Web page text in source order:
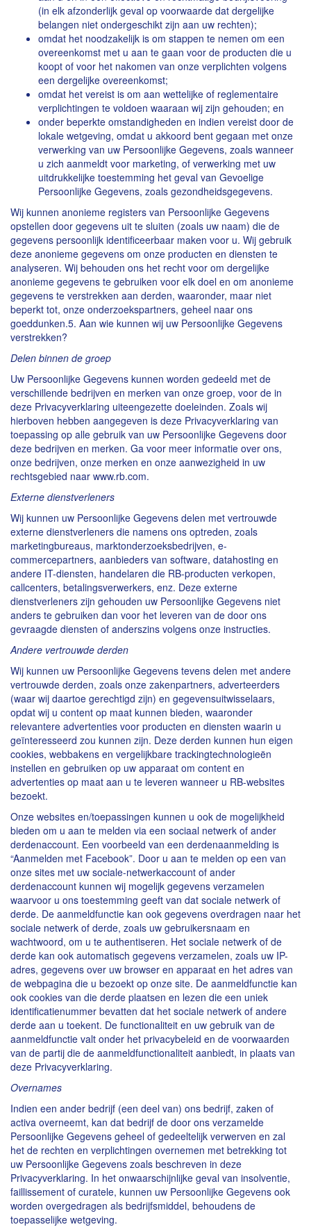
(in elk afzonderlijk geval op voorwaarde dat dergelijke
belangen niet ondergeschikt zijn aan uw rechten);
omdat het noodzakelijk is om stappen te nemen om een
overeenkomst met u aan te gaan voor de producten die u
koopt of voor het nakomen van onze verplichten volgens
een dergelijke overeenkomst;
omdat het vereist is om aan wettelijke of reglementaire
verplichtingen te voldoen waaraan wij zijn gehouden; en
onder beperkte omstandigheden en indien vereist door de
lokale wetgeving, omdat u akkoord bent gegaan met onze
verwerking van uw Persoonlijke Gegevens, zoals wanneer
u zich aanmeldt voor marketing, of verwerking met uw
uitdrukkelijke toestemming het geval van Gevoelige
Persoonlijke Gegevens, zoals gezondheidsgegevens.
Wij kunnen anonieme registers van Persoonlijke Gegevens
opstellen door gegevens uit te sluiten (zoals uw naam) die de
gegevens persoonlijk identificeerbaar maken voor u. Wij gebruik
deze anonieme gegevens om onze producten en diensten te
analyseren. Wij behouden ons het recht voor om dergelijke
anonieme gegevens te gebruiken voor elk doel en om anonieme
gegevens te verstrekken aan derden, waaronder, maar niet
beperkt tot, onze onderzoekspartners, geheel naar ons
goeddunken.5. Aan wie kunnen wij uw Persoonlijke Gegevens
verstrekken?
Delen binnen de groep
Uw Persoonlijke Gegevens kunnen worden gedeeld met de
verschillende bedrijven en merken van onze groep, voor de in
deze Privacyverklaring uiteengezette doeleinden. Zoals wij
hierboven hebben aangegeven is deze Privacyverklaring van
toepassing op alle gebruik van uw Persoonlijke Gegevens door
deze bedrijven en merken. Ga voor meer informatie over ons,
onze bedrijven, onze merken en onze aanwezigheid in uw
rechtsgebied naar www.rb.com.
Externe dienstverleners
Wij kunnen uw Persoonlijke Gegevens delen met vertrouwde
externe dienstverleners die namens ons optreden, zoals
marketingbureaus, marktonderzoeksbedrijven, e-
commercepartners, aanbieders van software, datahosting en
andere IT-diensten, handelaren die RB-producten verkopen,
callcenters, betalingsverwerkers, enz. Deze externe
dienstverleners zijn gehouden uw Persoonlijke Gegevens niet
anders te gebruiken dan voor het leveren van de door ons
gevraagde diensten of anderszins volgens onze instructies.
Andere vertrouwde derden
Wij kunnen uw Persoonlijke Gegevens tevens delen met andere
vertrouwde derden, zoals onze zakenpartners, adverteerders
(waar wij daartoe gerechtigd zijn) en gegevensuitwisselaars,
opdat wij u content op maat kunnen bieden, waaronder
relevantere advertenties voor producten en diensten waarin u
geïnteresseerd zou kunnen zijn. Deze derden kunnen hun eigen
cookies, webbakens en vergelijkbare trackingtechnologieën
instellen en gebruiken op uw apparaat om content en
advertenties op maat aan u te leveren wanneer u RB-websites
bezoekt.
Onze websites en/toepassingen kunnen u ook de mogelijkheid
bieden om u aan te melden via een sociaal netwerk of ander
derdenaccount. Een voorbeeld van een derdenaanmelding is
“Aanmelden met Facebook”. Door u aan te melden op een van
onze sites met uw sociale-netwerkaccount of ander
derdenaccount kunnen wij mogelijk gegevens verzamelen
waarvoor u ons toestemming geeft van dat sociale netwerk of
derde. De aanmeldfunctie kan ook gegevens overdragen naar het
sociale netwerk of derde, zoals uw gebruikersnaam en
wachtwoord, om u te authentiseren. Het sociale netwerk of de
derde kan ook automatisch gegevens verzamelen, zoals uw IP-
adres, gegevens over uw browser en apparaat en het adres van
de webpagina die u bezoekt op onze site. De aanmeldfunctie kan
ook cookies van die derde plaatsen en lezen die een uniek
identificatienummer bevatten dat het sociale netwerk of andere
derde aan u toekent. De functionaliteit en uw gebruik van de
aanmeldfunctie valt onder het privacybeleid en de voorwaarden
van de partij die de aanmeldfunctionaliteit aanbiedt, in plaats van
deze Privacyverklaring.
Overnames
Indien een ander bedrijf (een deel van) ons bedrijf, zaken of
activa overneemt, kan dat bedrijf de door ons verzamelde
Persoonlijke Gegevens geheel of gedeeltelijk verwerven en zal
het de rechten en verplichtingen overnemen met betrekking tot
uw Persoonlijke Gegevens zoals beschreven in deze
Privacyverklaring. In het onwaarschijnlijke geval van insolventie,
faillissement of curatele, kunnen uw Persoonlijke Gegevens ook
worden overgedragen als bedrijfsmiddel, behoudens de
toepasselijke wetgeving.